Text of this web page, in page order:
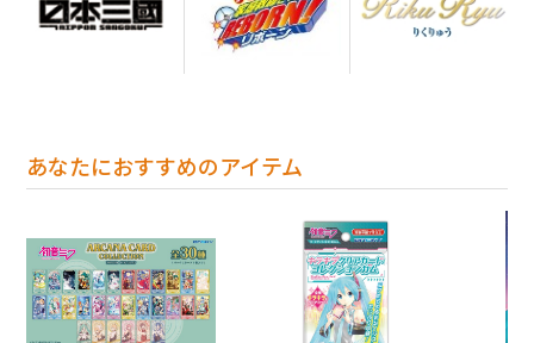
あなたにおすすめのアイテム